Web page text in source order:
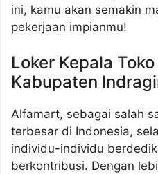
ini, kamu akan semakin
pekerjaan impianmu!
Loker Kepala
Kabupaten
Alfamart, sebagai salah
terbesar di Indonesia,
individu-individu
berkontribusi. Dengan